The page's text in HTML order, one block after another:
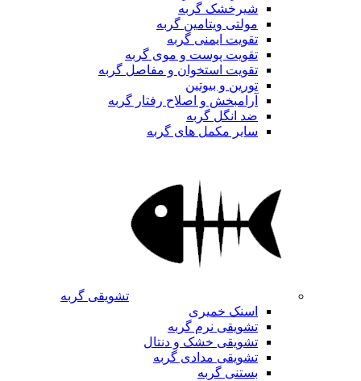
شیرخشک گربه
مولتی ویتامین گربه
تقویت ایمنی گربه
تقویت پوست و موی گربه
تقویت استخوان و مفاصل گربه
تورین و بیوتین
آرامبخش و اصلاح رفتار گربه
ضد انگل گربه
سایر مکمل های گربه
تشویقی گربه
اسنک خمیری
تشویقی نرم گربه
تشویقی خشک و دنتال
تشویقی مدادی گربه
بستنی گربه